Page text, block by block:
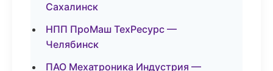
Сахалинск
НПП ПроМаш ТехРесурс —
Челябинск
ПАО Мехатроника Индустрия —